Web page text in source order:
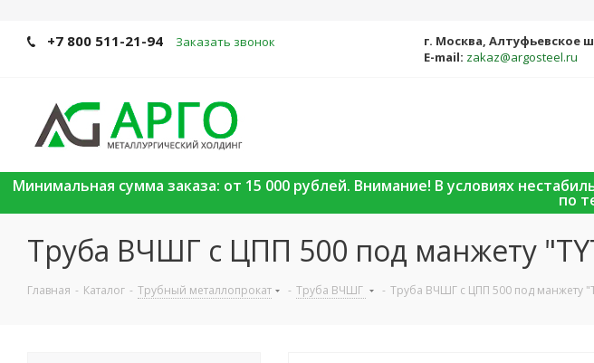
+7 800 511-21-94 Заказать звонок
г. Москва, Алтуфьевское
E-mail: zakaz@argosteel.ru
Минимальная сумма заказа: от 15 000 рублей. Внимание! В условиях
по
Труба ВЧШГ с ЦПП 500 под манжету
Главная - Каталог - Трубный металлопрокат - Труба ВЧШГ - Труба ВЧШГ с ЦПП 500 под манжету